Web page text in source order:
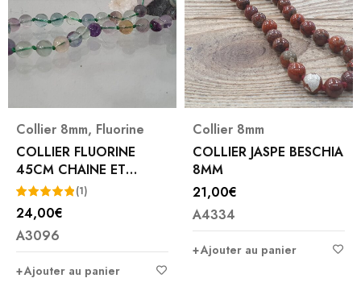
Collier 8mm, Fluorine
COLLIER FLUORINE
45CM CHAINE ET
FERMOIR C8
Note5.00
sur 5
(1)
24,00€
A3096
Ajouter au panier
Collier 8mm
COLLIER JASPE BESCHIA
8MM
21,00€
A4334
Ajouter au panier